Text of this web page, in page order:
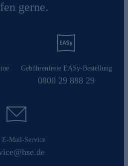
gerne.
Gebührenfreie EASy-Bestellung
0800 29 888 29
E-Mail-Service